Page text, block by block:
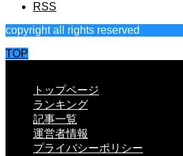
RSS
copyright all rights reserved
TOP
トップページ
ランキング
記事一覧
運営者情報
プライバシーポリシー